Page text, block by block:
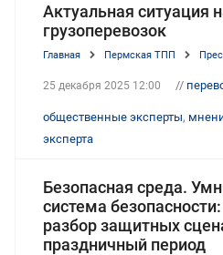
Актуальная ситуация
грузоперевозок
Главная Пермская ТПП
25 декабря 2025 12:00 //
общественные эксперты,
эксперта
Безопасная среда.
система
разбор защитных
праздничный период